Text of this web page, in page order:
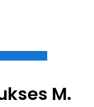
Keunggulan
M.